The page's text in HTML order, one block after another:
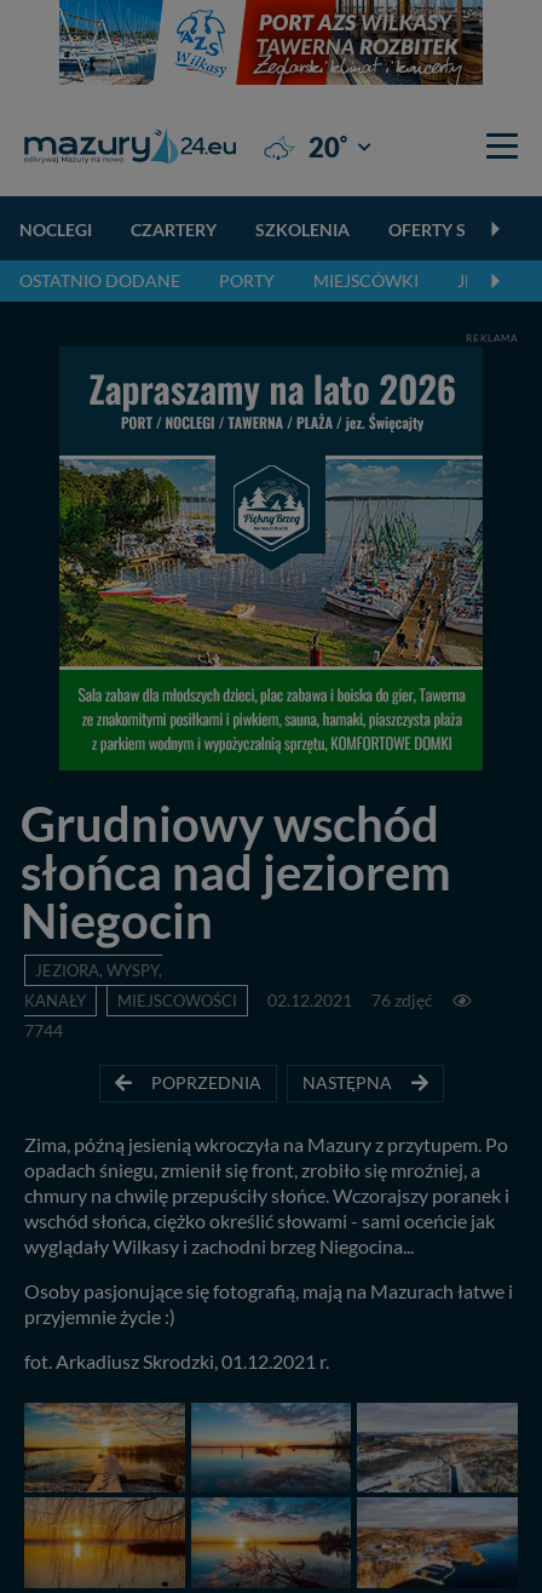
20° Giżycko
NOCLEGI CZARTERY SZKOLENIA OFERTY
OSTATNIO DODANE PORTY MIEJSCÓWKI JEZIORA,
REKLAMA
Grudniowy wschód
słońca nad jeziorem
Niegocin
JEZIORA, WYSPY,
KANAŁY
MIEJSCOWOŚCI 02.12.2021
76 zdjęć
7744
POPRZEDNIA NASTĘPNA
Zima, późną jesienią wkroczyła na Mazury z przytupem. Po
opadach śniegu, zmienił się front, zrobiło się mroźniej, a
chmury na chwilę przepuściły słońce. Wczorajszy poranek i
wschód słońca, ciężko określić słowami - sami oceńcie jak
wyglądały Wilkasy i zachodni brzeg Niegocina...
Osoby pasjonujące się fotografią, mają na Mazurach łatwe i
przyjemnie życie :)
fot. Arkadiusz Skrodzki, 01.12.2021 r.